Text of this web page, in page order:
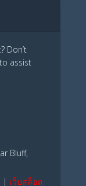
Don’t
assist
Bluff,
| เว็บสล็อต